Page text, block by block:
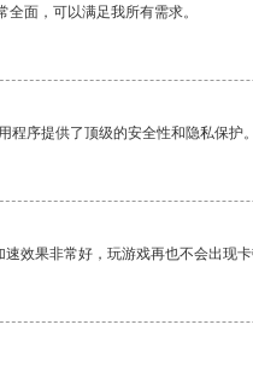
全面，可以满足我所有需求。
程序提供了顶级的安全性和隐私保护。
效果非常好，玩游戏再也不会出现